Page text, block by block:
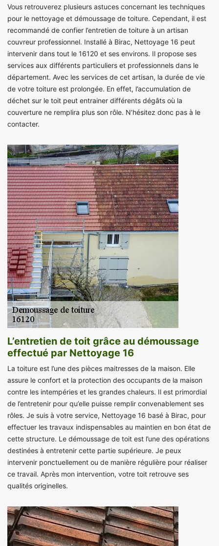
Vous retrouverez plusieurs astuces concernant les techniques
pour le nettoyage et démoussage de toiture. Cependant, il est
recommandé de confier l’entretien de toiture à un artisan
couvreur professionnel. Installé à Birac, Nettoyage 16 peut
intervenir dans tout le 16120 et ses environs. Il propose ses
services aux différents particuliers et professionnels dans le
département. Avec les services de cet artisan, la durée de vie
de votre toiture est prolongée. En effet, l’accumulation de
déchet sur le toit peut entrainer différents dégâts où la
couverture ne remplira plus son rôle. N’hésitez donc pas à le
contacter.
L’entretien de toit grâce au démoussage
effectué par Nettoyage 16
La toiture est l’une des pièces maitresses de la maison. Elle
assure le confort et la protection des occupants de la maison
contre les intempéries et les grandes chaleurs. Il est primordial
de l’entretenir pour qu’elle puisse remplir convenablement ses
rôles. Je suis à votre service, Nettoyage 16 basé à Birac, pour
effectuer les travaux indispensables au maintien en bon état de
cette structure. Le démoussage de toit est l’une des opérations
destinées à entretenir cette partie supérieure. Je peux
intervenir ponctuellement ou de manière régulière pour réaliser
ce travail. Après mon intervention, votre toit retrouve ses
qualités originelles.